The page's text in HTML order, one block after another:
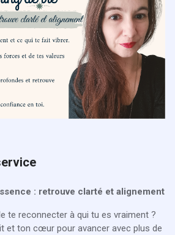
: retrouve clarté et alignement
te reconnecter à qui tu es vraiment ?
et ton cœur pour avancer avec plus de